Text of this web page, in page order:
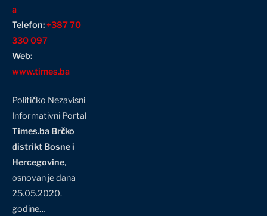
a
Telefon:+387 70
330 097
Web:
www.times.ba
Političko Nezavisni
Informativni Portal
Times.ba Brčko
distrikt Bosne i
Hercegovine,
osnovan je dana
25.05.2020.
godine…